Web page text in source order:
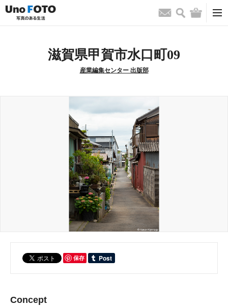
お問い合わせ
検索 バッグ
滋賀県甲賀市水口町09
産業編集センター 出版部
保存
Concept